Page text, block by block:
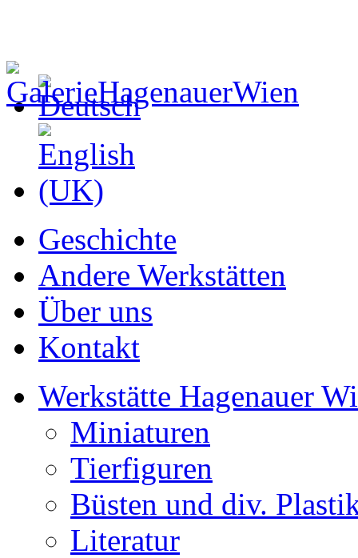
Geschichte
Andere Werkstätten
Über uns
Kontakt
Werkstätte Hagenauer
Miniaturen
Tierfiguren
Büsten und div.
Literatur